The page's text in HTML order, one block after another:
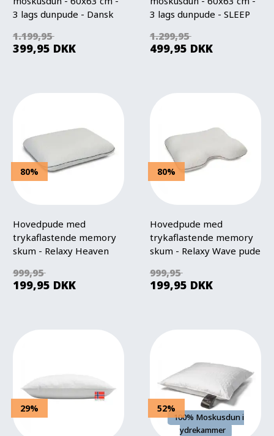
3 lags dunpude - Dansk
1.199,95
399,95 DKK
3 lags dunpude - SLEEP
1.299,95
499,95 DKK
80%
Hovedpude med
trykaflastende memory
skum - Relaxy Heaven
999,95
199,95 DKK
80%
Hovedpude med
trykaflastende memory
skum - Relaxy Wave pude
999,95
199,95 DKK
29%
100% Moskusdun i
ydrekammer
52%